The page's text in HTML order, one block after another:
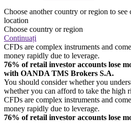
Choose another country or region to
location
Choose country or region
Continuați
CFDs are complex instruments and
money rapidly due to leverage.
76% of retail investor accounts lose
with OANDA TMS Brokers S.A.
You should consider whether you
whether you can afford to take the high
CFDs are complex instruments and
money rapidly due to leverage.
76% of retail investor accounts lose